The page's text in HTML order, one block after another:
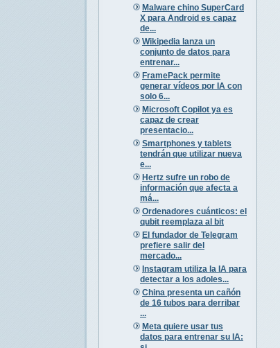
Malware chino SuperCard
X para Android es capaz
de...
Wikipedia lanza un
conjunto de datos para
entrenar...
FramePack permite
generar vídeos por IA con
solo 6...
Microsoft Copilot ya es
capaz de crear
presentacio...
Smartphones y tablets
tendrán que utilizar nueva
e...
Hertz sufre un robo de
información que afecta a
má...
Ordenadores cuánticos: el
qubit reemplaza al bit
El fundador de Telegram
prefiere salir del
mercado...
Instagram utiliza la IA para
detectar a los adoles...
China presenta un cañón
de 16 tubos para derribar
...
Meta quiere usar tus
datos para entrenar su IA: